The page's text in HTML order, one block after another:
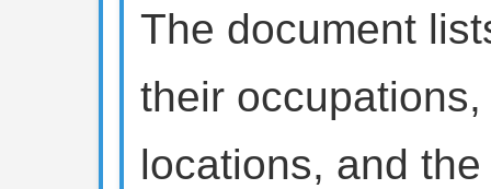
The document
their
locations, and